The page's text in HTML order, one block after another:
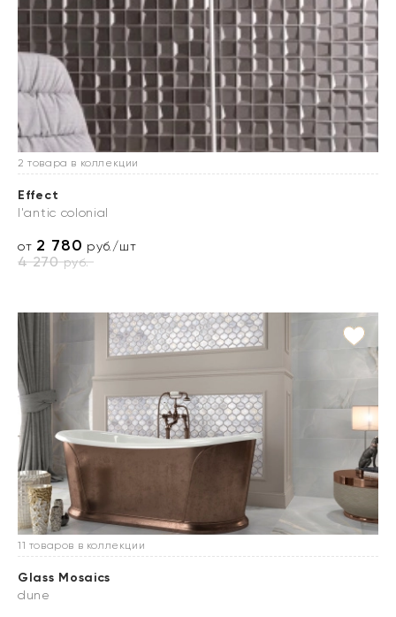
2 товара в коллекции
Effect
l'antic colonial
от 2 780 руб./шт
4 270руб.
11 товаров в коллекции
Glass Mosaics
dune